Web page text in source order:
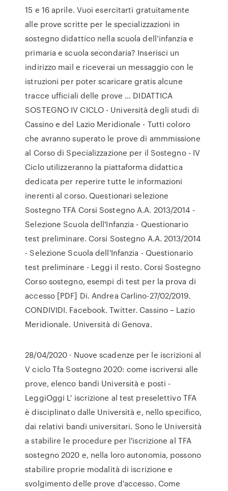
15 e 16 aprile. Vuoi esercitarti gratuitamente
alle prove scritte per le specializzazioni in
sostegno didattico nella scuola dell’infanzia e
primaria e scuola secondaria? Inserisci un
indirizzo mail e riceverai un messaggio con le
istruzioni per poter scaricare gratis alcune
tracce ufficiali delle prove … DIDATTICA
SOSTEGNO IV CICLO - Università degli studi di
Cassino e del Lazio Meridionale - Tutti coloro
che avranno superato le prove di ammmissione
al Corso di Specializzazione per il Sostegno - IV
Ciclo utilizzeranno la piattaforma didattica
dedicata per reperire tutte le informazioni
inerenti al corso. Questionari selezione
Sostegno TFA Corsi Sostegno A.A. 2013/2014 -
Selezione Scuola dell'Infanzia - Questionario
test preliminare. Corsi Sostegno A.A. 2013/2014
- Selezione Scuola dell'Infanzia - Questionario
test preliminare - Leggi il resto. Corsi Sostegno
Corso sostegno, esempi di test per la prova di
accesso [PDF] Di. Andrea Carlino-27/02/2019.
CONDIVIDI. Facebook. Twitter. Cassino – Lazio
Meridionale. Università di Genova.
28/04/2020 · Nuove scadenze per le iscrizioni al
V ciclo Tfa Sostegno 2020: come iscriversi alle
prove, elenco bandi Università e posti -
LeggiOggi L' iscrizione al test preselettivo TFA
è disciplinato dalle Università e, nello specifico,
dai relativi bandi universitari. Sono le Università
a stabilire le procedure per l'iscrizione al TFA
sostegno 2020 e, nella loro autonomia, possono
stabilire proprie modalità di iscrizione e
svolgimento delle prove d'accesso. Come